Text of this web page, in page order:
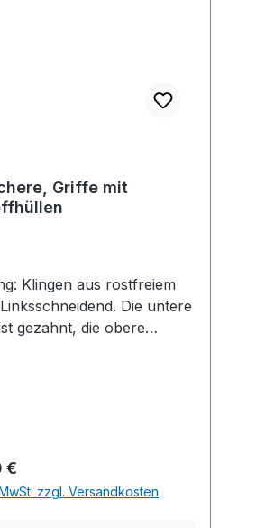
Griffe mit
Klingen aus rostfreiem
Die untere
die obere
€
zzgl. Versandkosten